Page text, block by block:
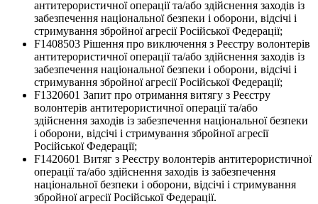
антитерористичної операції та/або здійснення заходів із
забезпечення національної безпеки і оборони, відсічі і
стримування збройної агресії Російської Федерації;
F1408503 Рішення про виключення з Реєстру волонтерів
антитерористичної операції та/або здійснення заходів із
забезпечення національної безпеки і оборони, відсічі і
стримування збройної агресії Російської Федерації;
F1320601 Запит про отримання витягу з Реєстру
волонтерів антитерористичної операції та/або
здійснення заходів із забезпечення національної безпеки
і оборони, відсічі і стримування збройної агресії
Російської Федерації;
F1420601 Витяг з Реєстру волонтерів антитерористичної
операції та/або здійснення заходів із забезпечення
національної безпеки і оборони, відсічі і стримування
збройної агресії Російської Федерації.